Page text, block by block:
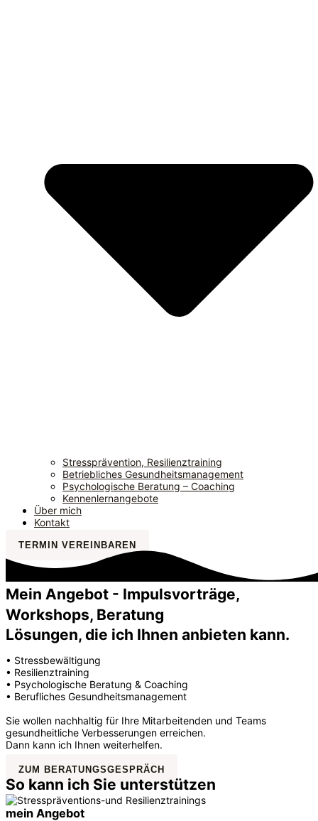
Stressprävention, Resilienztraining
Betriebliches Gesundheitsmanagement
Psychologische Beratung – Coaching
Kennenlernangebote
Über mich
Kontakt
TERMIN VEREINBAREN
Mein Angebot - Impulsvorträge,
Workshops, Beratung
Lösungen, die ich Ihnen anbieten kann.
• Stressbewältigung
• Resilienztraining
• Psychologische Beratung & Coaching
• Berufliches Gesundheitsmanagement
Sie wollen nachhaltig für Ihre Mitarbeitenden und Teams
gesundheitliche Verbesserungen erreichen.
Dann kann ich Ihnen weiterhelfen.
ZUM BERATUNGSGESPRÄCH
So kann ich Sie unterstützen
mein Angebot